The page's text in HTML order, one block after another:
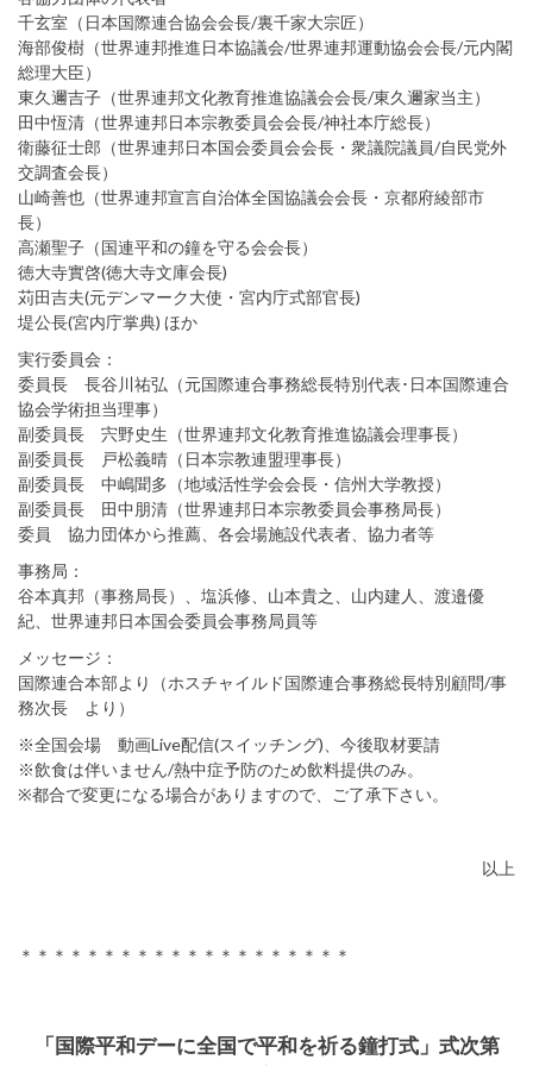
千玄室（日本国際連合協会会長/裏千家大宗匠）
海部俊樹（世界連邦推進日本協議会/世界連邦運動協会会長/元内閣
総理大臣）
東久邇吉子（世界連邦文化教育推進協議会会長/東久邇家当主）
田中恆清（世界連邦日本宗教委員会会長/神社本庁総長）
衛藤征士郎（世界連邦日本国会委員会会長・衆議院議員/自民党外
交調査会長）
山崎善也（世界連邦宣言自治体全国協議会会長・京都府綾部市
長）
高瀬聖子（国連平和の鐘を守る会会長）
徳大寺實啓(徳大寺文庫会長)
苅田吉夫(元デンマーク大使・宮内庁式部官長)
堤公長(宮内庁掌典) ほか
実行委員会：
委員長 長谷川祐弘（元国際連合事務総長特別代表･日本国際連合
協会学術担当理事）
副委員長 宍野史生（世界連邦文化教育推進協議会理事長）
副委員長 戸松義晴（日本宗教連盟理事長）
副委員長 中嶋聞多（地域活性学会会長・信州大学教授）
副委員長 田中朋清（世界連邦日本宗教委員会事務局長）
委員 協力団体から推薦、各会場施設代表者、協力者等
事務局：
谷本真邦（事務局長）、塩浜修、山本貴之、山内建人、渡邉優
紀、世界連邦日本国会委員会事務局員等
メッセージ：
国際連合本部より（ホスチャイルド国際連合事務総長特別顧問/事
務次長 より）
※全国会場 動画Live配信(スイッチング)、今後取材要請
※飲食は伴いません/熱中症予防のため飲料提供のみ。
※都合で変更になる場合がありますので、ご了承下さい。
以上
＊＊＊＊＊＊＊＊＊＊＊＊＊＊＊＊＊＊＊＊
「国際平和デーに全国で平和を祈る鐘打式」式次第